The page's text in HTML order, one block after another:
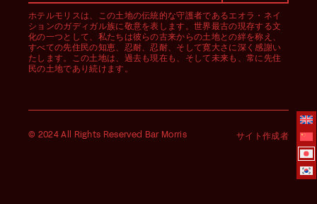
ホテルモリスは、この土地の伝統的な守護者であるエオラ・ネイ
ションのガディガル族に敬意を表します。世界最古の現存する文
化の一つとして、私たちは彼らの古来からの土地との絆を称え、
すべての先住民の知恵、忍耐、忍耐、そして寛大さに深く感謝い
たします。この土地は、過去も現在も、そして未来も、常に先住
民の土地であり続けます。
© 2024 All Rights Reserved Bar Morris サイト作成者